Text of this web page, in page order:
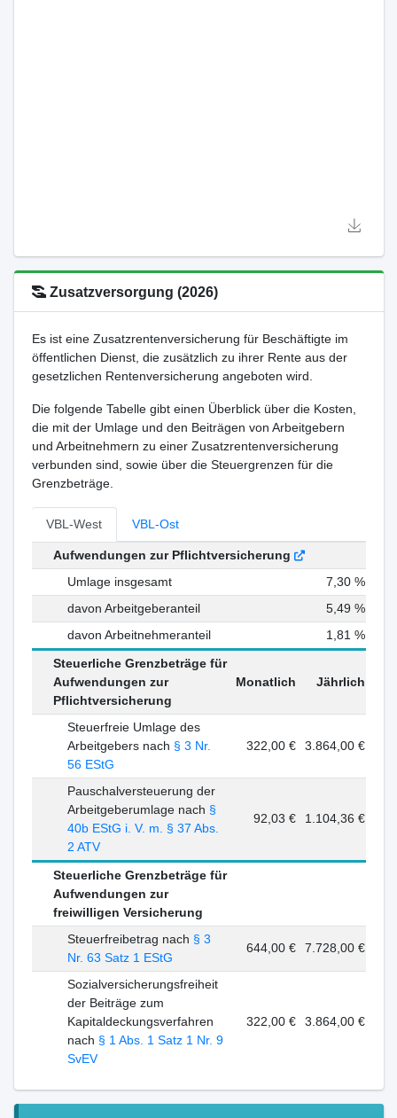
Zusatzversorgung (2026)
Es ist eine Zusatzrentenversicherung für Beschäftigte im
öffentlichen Dienst, die zusätzlich zu ihrer Rente aus der
gesetzlichen Rentenversicherung angeboten wird.
Die folgende Tabelle gibt einen Überblick über die Kosten,
die mit der Umlage und den Beiträgen von Arbeitgebern
und Arbeitnehmern zu einer Zusatzrentenversicherung
verbunden sind, sowie über die Steuergrenzen für die
Grenzbeträge.
VBL-West VBL-Ost
Aufwendungen zur Pflichtversicherung
Umlage insgesamt
7,30 %
davon Arbeitgeberanteil
5,49 %
davon Arbeitnehmeranteil
1,81 %
Steuerliche Grenzbeträge für
Aufwendungen zur
Pflichtversicherung
Monatlich Jährlich
Steuerfreie Umlage des
Arbeitgebers nach § 3 Nr.
56 EStG
322,00 € 3.864,00 €
Pauschalversteuerung der
Arbeitgeberumlage nach §
40b EStG i. V. m. § 37 Abs.
2 ATV
92,03 € 1.104,36 €
Steuerliche Grenzbeträge für
Aufwendungen zur
freiwilligen Versicherung
Steuerfreibetrag nach § 3
Nr. 63 Satz 1 EStG
644,00 € 7.728,00 €
Sozialversicherungsfreiheit
der Beiträge zum
Kapitaldeckungsverfahren
nach § 1 Abs. 1 Satz 1 Nr. 9
SvEV
322,00 € 3.864,00 €